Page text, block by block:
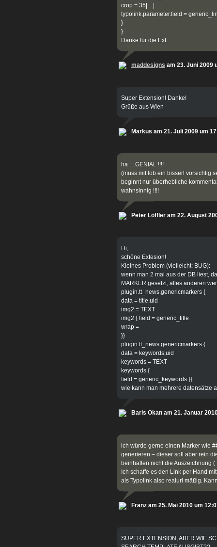
crop = 35|…|
typolink.parameter.field =
}
}
Danke für die Ext.
maddesigns am 23. Juni 2009
Super Extension! Danke!
Grüße aus Wien
Markus am 21. Juli 2009 um
ha….GENIAL !!!!
(muss mit lob ein bisserl vorsichtig
beginnt nur überhebliche
wahnsinnig !!!!
Peter Löffler am 22. August
Hi,
schöne Extesion!
Kleines Problem (vielleicht: BUG):
wenn man 2 mal aus der DB liest,
MARKER gesetzt, alles anderen
plugin.tt_news.genericmarkers {
data = title,uid
img2 = TEXT
img2 { field = generic_title
wrap =
}}
plugin.tt_news.genericmarkers {
data = keywords,uid
keywords = TEXT
keywords {
field = generic_keywords }}
wie kann man mehrere datensätze
Baris Okan am 21. Januar
ich würde gerne einen Marker wie
generieren – dieser soll aber rein
beinhalten nicht die Auszeichnung (
Ich schaffe es den Link per Hand
als Typolink also realurl mäßig.
Franz am 25. Mai 2010 um
SUPER EXTENSION, ABER WIE